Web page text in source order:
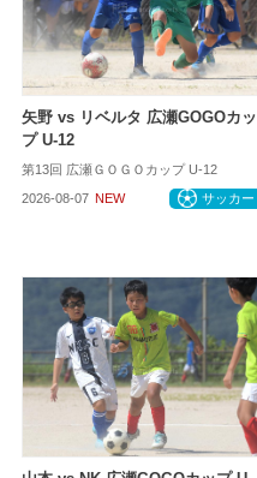
矢野 vs リベルタ 広瀬GOGOカッ
プ U-12
第13回 広瀬ＧＯＧＯカップ U-12
2026-08-07 NEW サッカー